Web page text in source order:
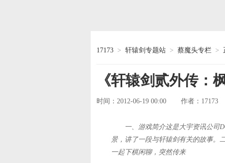
17173 > 轩辕剑专题站 > 蔡魔头专栏 >
《轩辕剑贰外传：
时间：2012-06-19 00:00 作者： 17173
一、游戏简介这是大宇资讯公司
景，讲了一段与轩辕剑有关的故事。
一起下棋闲聊，突然传来